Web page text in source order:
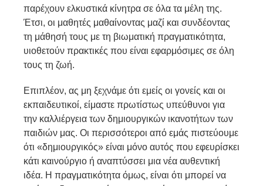
παρέχουν ελκυστικά κίνητρα σε όλα τα μέλη της.
Έτσι, οι μαθητές μαθαίνοντας μαζί και συνδέοντας
τη μάθησή τους με τη βιωματική πραγματικότητα,
υιοθετούν πρακτικές που είναι εφαρμόσιμες σε όλη
τους τη ζωή.
Επιπλέον, ας μη ξεχνάμε ότι εμείς οι γονείς και οι
εκπαιδευτικοί, είμαστε πρωτίστως υπεύθυνοι για
την καλλιέργεια των δημιουργικών ικανοτήτων των
παιδιών μας. Οι περισσότεροι από εμάς πιστεύουμε
ότι «δημιουργικός» είναι μόνο αυτός που εφευρίσκει
κάτι καινούργιο ή αναπτύσσει μια νέα αυθεντική
ιδέα. Η πραγματικότητα όμως, είναι ότι μπορεί να